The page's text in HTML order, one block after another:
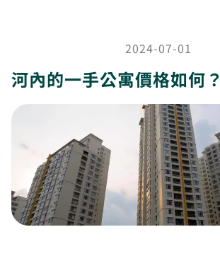
2024-07-01
河內的一手公寓價格如何？